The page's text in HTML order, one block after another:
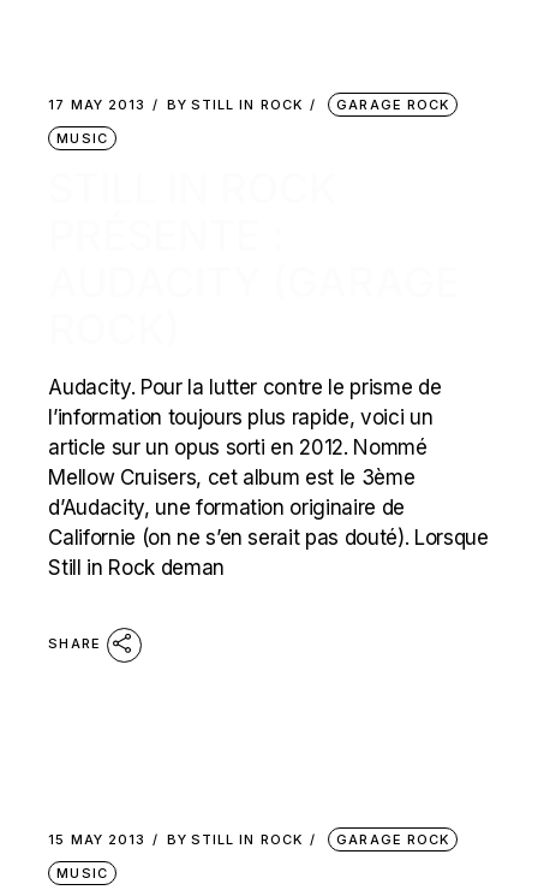
17 MAY 2013 BY STILL IN ROCK
GARAGE ROCK
MUSIC
Audacity. Pour la lutter contre le prisme de
l’information toujours plus rapide, voici un
article sur un opus sorti en 2012. Nommé
Mellow Cruisers, cet album est le 3ème
d’Audacity, une formation originaire de
Californie (on ne s’en serait pas douté). Lorsque
Still in Rock deman
SHARE
15 MAY 2013 BY STILL IN ROCK
GARAGE ROCK
MUSIC